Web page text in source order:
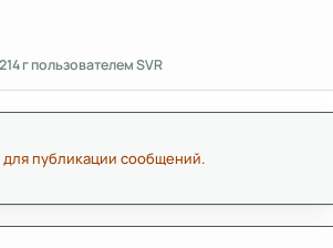
14 гпользователем SVR
для публикации сообщений.